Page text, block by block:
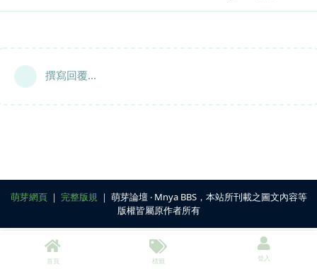
撰寫回覆...
萌芽網頁｜ 完整版規 ｜ 萌芽論壇 ‧ Mnya BBS，本站所刊載之圖文內容等
版權皆屬原作者所有
首頁 標籤 登入